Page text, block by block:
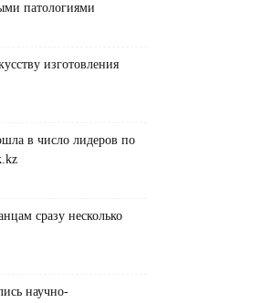
патологиями
изготовления
в число лидеров по
сразу несколько
научно-